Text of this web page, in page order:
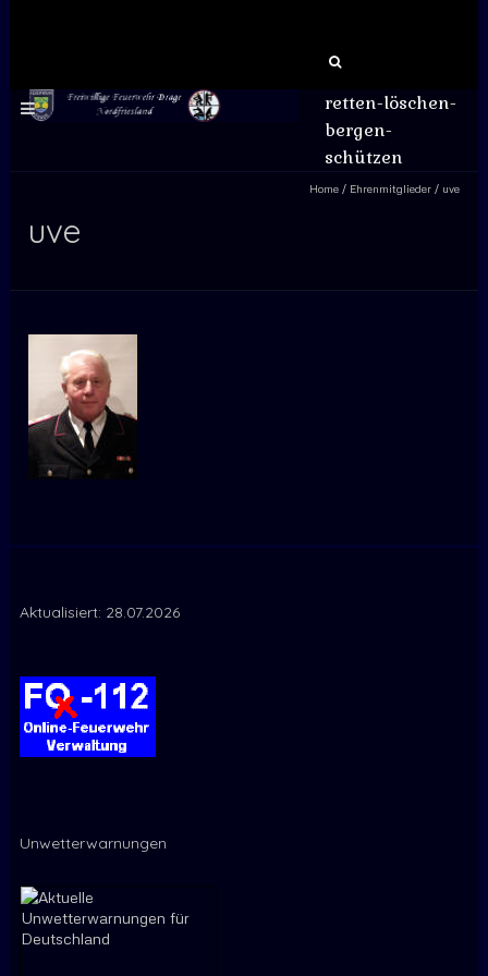
retten-löschen-
bergen-
schützen
Home/ Ehrenmitglieder/ uve
uve
Aktualisiert: 28.07.2026
Unwetterwarnungen